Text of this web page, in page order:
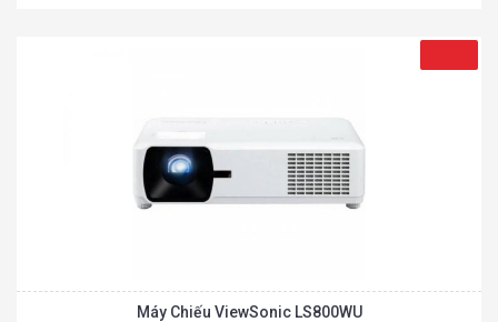
Máy Chiếu ViewSonic LS800WU